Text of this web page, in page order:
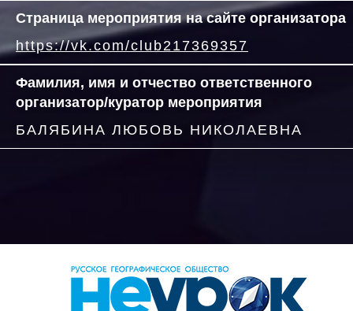
Страница мероприятия на сайте организатора
https://vk.com/club217369357
Фамилия, имя и отчество ответственного
организатор/куратор мероприятия
БАЛЯБИНА ЛЮБОВЬ НИКОЛАЕВНА